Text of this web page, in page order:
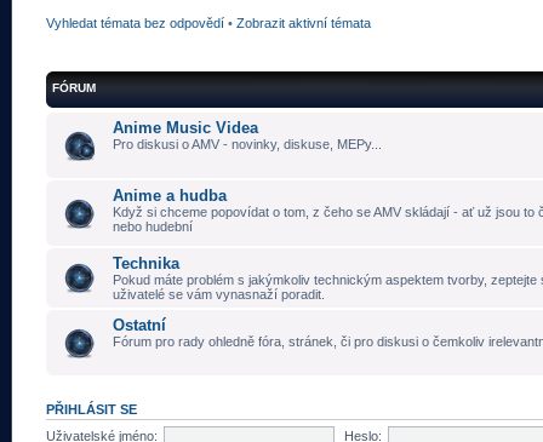
Vyhledat témata bez odpovědí • Zobrazit aktivní témata
FÓRUM
Anime Music Videa
Pro diskusi o AMV - novinky, diskuse, MEPy...
Anime a hudba
Když si chceme popovídat o tom, z čeho se AMV skládají - ať už jsou to
nebo hudební
Technika
Pokud máte problém s jakýmkoliv technickým aspektem tvorby, zeptejte
uživatelé se vám vynasnaží poradit.
Ostatní
Fórum pro rady ohledně fóra, stránek, či pro diskusi o čemkoliv
PŘIHLÁSIT SE
Uživatelské jméno:
Heslo: